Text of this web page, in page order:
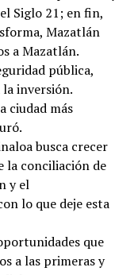
Siglo 21; en fin,
Mazatlán
a Mazatlán.
pública,
inversión.
ciudad más
busca crecer
la conciliación de
y el
lo que deje esta
que
a las primeras y